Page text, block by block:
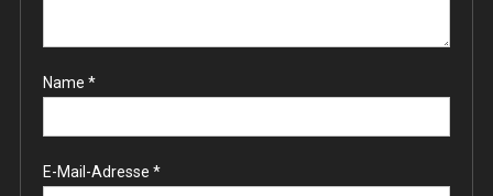
Name *
E-Mail-Adresse *